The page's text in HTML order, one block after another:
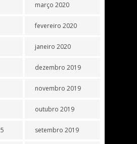
março 2020
fevereiro 2020
janeiro 2020
dezembro 2019
novembro 2019
outubro 2019
setembro 2019